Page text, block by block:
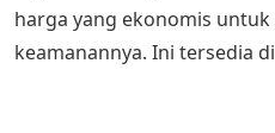
harga yang ekonomis
keamanannya. Ini tersedia